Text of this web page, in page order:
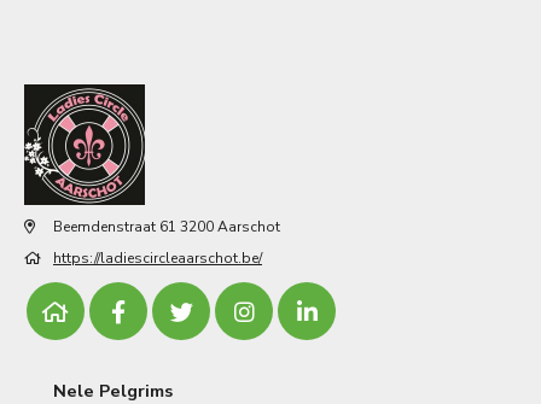
Beemdenstraat 61 3200 Aarschot
https://ladiescircleaarschot.be/
Nele Pelgrims